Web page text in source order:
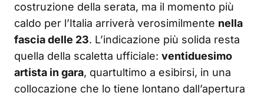
costruzione della serata, ma il momento più
caldo per l’Italia arriverà verosimilmente nella
fascia delle 23. L’indicazione più solida resta
quella della scaletta ufficiale: ventiduesimo
artista in gara, quartultimo a esibirsi, in una
collocazione che lo tiene lontano dall’apertura